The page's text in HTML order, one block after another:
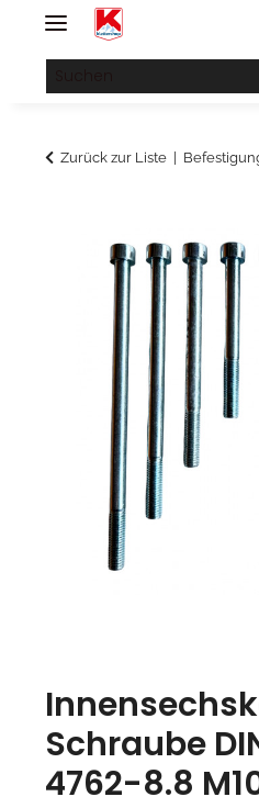
Zurück zur Liste
Schraube
4762-8.8